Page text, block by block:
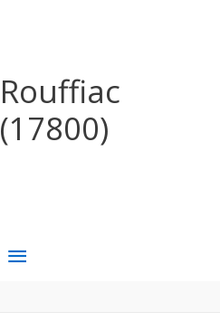
Rouffiac
(17800)
MENU